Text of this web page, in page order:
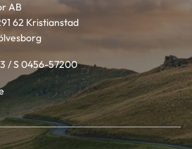
AB
62 Kristianstad
/ S 0456-57200